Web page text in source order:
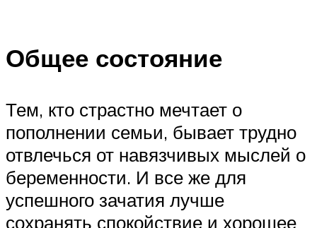
Общее состояние
Тем, кто страстно мечтает о
пополнении семьи, бывает трудно
отвлечься от навязчивых мыслей о
беременности. И все же для
успешного зачатия лучше
сохранять спокойствие и хорошее